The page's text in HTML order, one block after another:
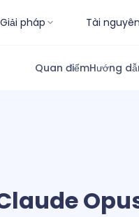
Giải pháp Tài nguyên
Quan điểmHướng